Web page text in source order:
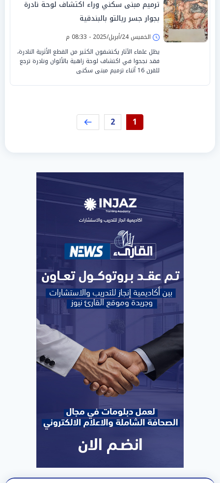
ترميم مبنى سكني وراء اكتشاف لوحة نادرة
بجوار جسر ريالتو بالبندقية
الخميس 24/أبريل/2025 - 08:33 م
يظل علماء الآثار يكتشفون الكثير من القطع الأثرية النادرة،
فقد نجحوا في اكتشاف لوحة زاهية بالألوان ونادرة ترجع
للقرن 16 أثناء ترميم مبنى سكنى
1
2